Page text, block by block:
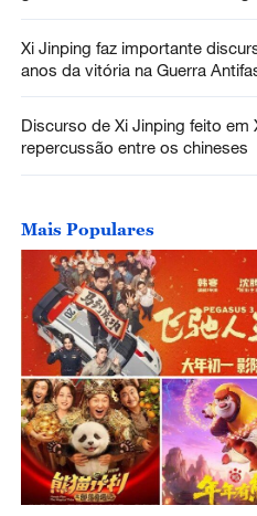
Xi Jinping faz importante
anos da vitória na Guerra
Discurso de Xi Jinping feito em
repercussão entre os chineses
Mais Populares